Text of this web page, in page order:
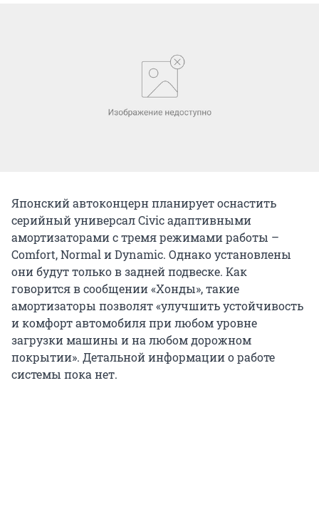
Японский автоконцерн планирует оснастить
серийный универсал Civic адаптивными
амортизаторами с тремя режимами работы –
Comfort, Normal и Dynamic. Однако установлены
они будут только в задней подвеске. Как
говорится в сообщении «Хонды», такие
амортизаторы позволят «улучшить устойчивость
и комфорт автомобиля при любом уровне
загрузки машины и на любом дорожном
покрытии». Детальной информации о работе
системы пока нет.